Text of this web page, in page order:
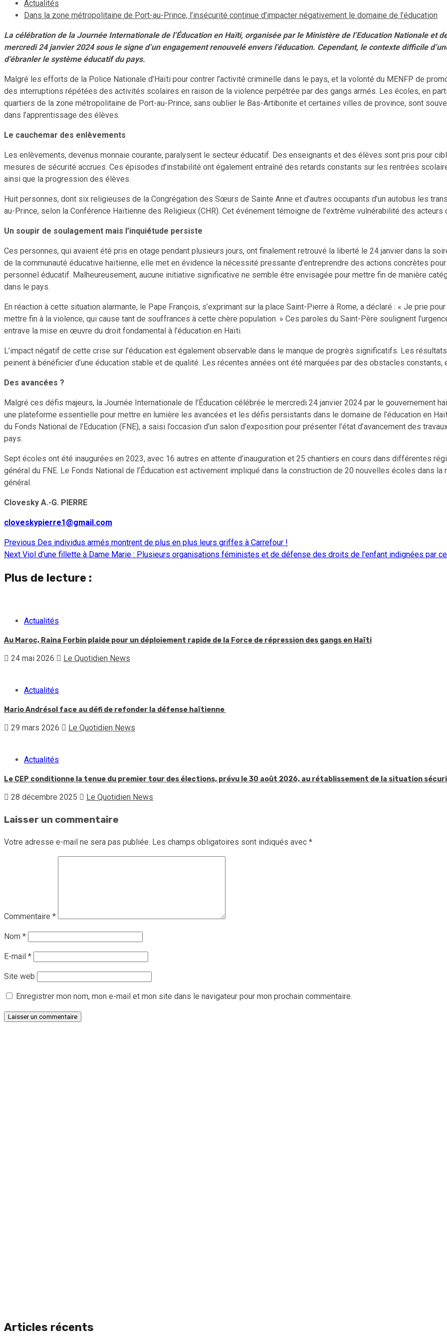
Actualités
Dans la zone métropolitaine de Port-au-Prince, l’insécurité continue d’impacter négativement le domaine de l’éducation
La célébration de la Journée Internationale de l’Éducation en Haïti, organisée par le Ministère de l’Education Nationale et
mercredi 24 janvier 2024 sous le signe d’un engagement renouvelé envers l’éducation. Cependant, le contexte difficile
d’ébranler le système éducatif du pays.
Malgré les efforts de la Police Nationale d’Haïti pour contrer l’activité criminelle dans le pays, et la volonté du MENFP de
des interruptions répétées des activités scolaires en raison de la violence perpétrée par des gangs armés. Les écoles, en
quartiers de la zone métropolitaine de Port-au-Prince, sans oublier le Bas-Artibonite et certaines villes de province, sont
dans l’apprentissage des élèves.
Le cauchemar des enlèvements
Les enlèvements, devenus monnaie courante, paralysent le secteur éducatif. Des enseignants et des élèves sont pris pour
mesures de sécurité accrues. Ces épisodes d’instabilité ont également entraîné des retards constants sur les rentrées
ainsi que la progression des élèves.
Huit personnes, dont six religieuses de la Congrégation des Sœurs de Sainte Anne et d’autres occupants d’un autobus les
au-Prince, selon la Conférence Haïtienne des Religieux (CHR). Cet événement témoigne de l’extrême vulnérabilité des
Un soupir de soulagement mais l’inquiétude persiste
Ces personnes, qui avaient été pris en otage pendant plusieurs jours, ont finalement retrouvé la liberté le 24 janvier dans la
de la communauté éducative haïtienne, elle met en évidence la nécessité pressante d’entreprendre des actions concrètes
personnel éducatif. Malheureusement, aucune initiative significative ne semble être envisagée pour mettre fin de manière
dans le pays.
En réaction à cette situation alarmante, le Pape François, s’exprimant sur la place Saint-Pierre à Rome, a déclaré : « Je prie
mettre fin à la violence, qui cause tant de souffrances à cette chère population. » Ces paroles du Saint-Père soulignent
entrave la mise en œuvre du droit fondamental à l’éducation en Haïti.
L’impact négatif de cette crise sur l’éducation est également observable dans le manque de progrès significatifs. Les
peinent à bénéficier d’une éducation stable et de qualité. Les récentes années ont été marquées par des obstacles constants,
Des avancées ?
Malgré ces défis majeurs, la Journée Internationale de l’Éducation célébrée le mercredi 24 janvier 2024 par le gouvernement
une plateforme essentielle pour mettre en lumière les avancées et les défis persistants dans le domaine de l’éducation en
du Fonds National de l’Education (FNE), a saisi l’occasion d’un salon d’exposition pour présenter l’état d’avancement des
pays.
Sept écoles ont été inaugurées en 2023, avec 16 autres en attente d’inauguration et 25 chantiers en cours dans différentes
général du FNE. Le Fonds National de l’Éducation est activement impliqué dans la construction de 20 nouvelles écoles dans
général.
Clovesky A.-G. PIERRE
cloveskypierre1@gmail.com
Continue
Previous Des individus armés montrent de plus en plus leurs griffes à Carrefour !
Next Viol d’une fillette à Dame Marie : Plusieurs organisations féministes et de défense des droits de l’enfant indignées par
Plus de lecture :
Actualités
Au Maroc, Raina Forbin plaide pour un déploiement rapide de la Force de répression des gangs en Haïti
24 mai 2026 Le Quotidien News
Actualités
Mario Andrésol face au défi de refonder la défense haïtienne
29 mars 2026 Le Quotidien News
Actualités
Le CEP conditionne la tenue du premier tour des élections, prévu le 30 août 2026, au rétablissement de la situation
28 décembre 2025 Le Quotidien News
Laisser un commentaire
Votre adresse e-mail ne sera pas publiée. Les champs obligatoires sont indiqués avec *
Commentaire *
Nom *
E-mail *
Site web
Enregistrer mon nom, mon e-mail et mon site dans le navigateur pour mon prochain commentaire.
Articles récents